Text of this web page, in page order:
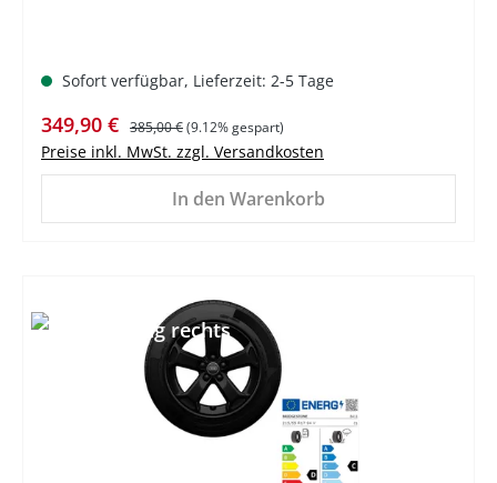
Sofort verfügbar, Lieferzeit: 2-5 Tage
Verkaufspreis:
349,90 € Regulärer Preis:
385,00 €(9.12% gespart)
Preise inkl. MwSt. zzgl. Versandkosten
In den Warenkorb